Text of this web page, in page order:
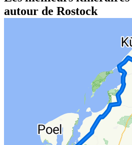
autour de Rostock